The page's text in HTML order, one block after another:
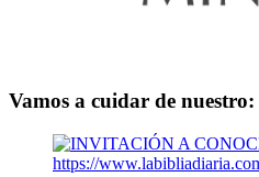
Vamos a cuidar de nuestro: